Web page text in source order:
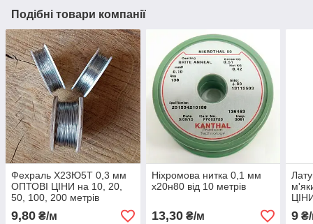
Подібні товари компанії
Фехраль Х23Ю5Т 0,3 мм
ОПТОВІ ЦІНИ на 10, 20,
50, 100, 200 метрів
9,80 ₴/м
Ніхромова нитка 0,1 мм
х20н80 від 10 метрів
13,30₴/м 9